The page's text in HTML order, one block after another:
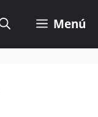
Menú